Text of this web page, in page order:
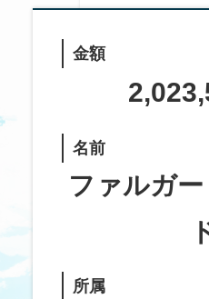
金額
名前
ファルガ
所属